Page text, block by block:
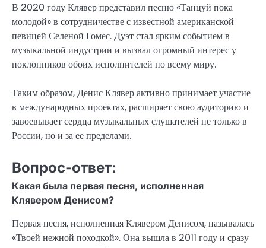
В 2020 году Клявер представил песню «Танцуй пока
молодой» в сотрудничестве с известной американской
певицей Селеной Гомес. Дуэт стал ярким событием в
музыкальной индустрии и вызвал огромный интерес у
поклонников обоих исполнителей по всему миру.
Таким образом, Денис Клявер активно принимает участие
в международных проектах, расширяет свою аудиторию и
завоевывает сердца музыкальных слушателей не только в
России, но и за ее пределами.
Вопрос-ответ:
Какая была первая песня, исполненная
Клявером Денисом?
Первая песня, исполненная Клявером Денисом, называлась
«Твоей нежной походкой». Она вышла в 2011 году и сразу